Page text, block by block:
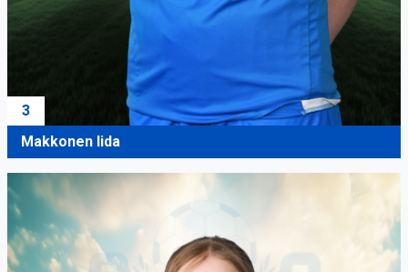
3
Makkonen Iida